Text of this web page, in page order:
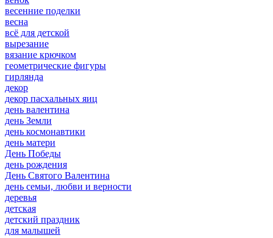
весенние поделки
весна
всё для детской
вырезание
вязание крючком
геометрические фигуры
гирлянда
декор
декор пасхальных яиц
день валентина
день Земли
день космонавтики
день матери
День Победы
день рождения
День Святого Валентина
день семьи, любви и верности
деревья
детская
детский праздник
для малышей